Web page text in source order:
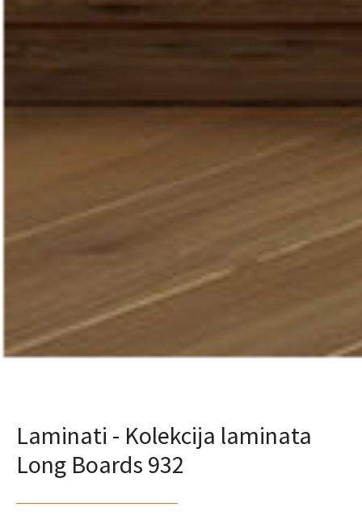
Laminati - Kolekcija laminata
Long Boards 932